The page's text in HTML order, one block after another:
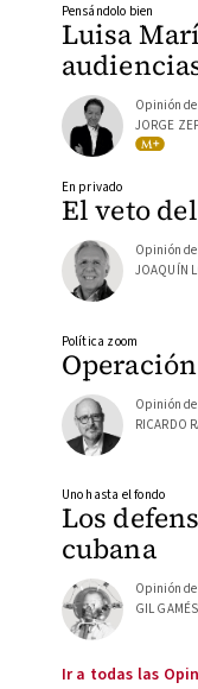
Luisa
Pensándolo bien
Opinión de
JORGE
El veto
En privado
Opinión de
JOAQUÍN
Política zoom
Opinión de
RICARDO
Los
cubana
Uno hasta el fondo
Opinión de
GIL GAMÉS
Ir a todas las